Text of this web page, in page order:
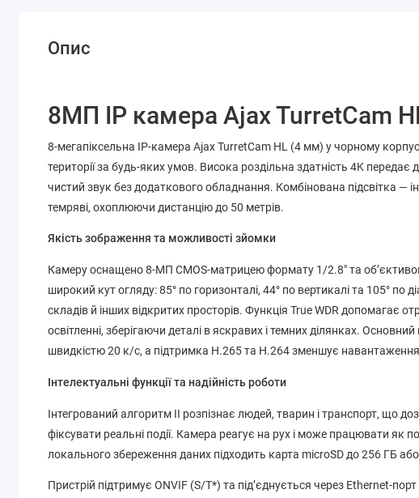
Опис
8МП IP камера Ajax TurretCam
8-мегапіксельна IP-камера Ajax TurretCam HL (4 мм) у чорному
території за будь-яких умов. Висока роздільна здатність 4K передає
чистий звук без додаткового обладнання. Комбінована підсвітка
темряві, охоплюючи дистанцію до 50 метрів.
Якість зображення та можливості зйомки
Камеру оснащено 8-МП CMOS-матрицею формату 1/2.8" та
широкий кут огляду: 85° по горизонталі, 44° по вертикалі та 105° по
складів й інших відкритих просторів. Функція True WDR допомагає
освітленні, зберігаючи деталі в яскравих і темних ділянках.
швидкістю 20 к/с, а підтримка H.265 та H.264 зменшує
Інтелектуальні функції та надійність роботи
Інтегрований алгоритм ІІ розпізнає людей, тварин і транспорт, що
фіксувати реальні події. Камера реагує на рух і може працювати як
локального збереження даних підходить карта microSD до 256 ГБ
Пристрій підтримує ONVIF (S/T*) та під’єднується через Ethernet-